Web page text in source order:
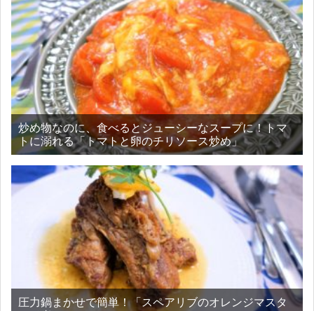
炒め物なのに、食べるとジューシーなスープに！トマ
トに溺れる「トマトと卵のチリソース炒め」
圧力鍋まかせで簡単！「スペアリブのオレンジマスタ